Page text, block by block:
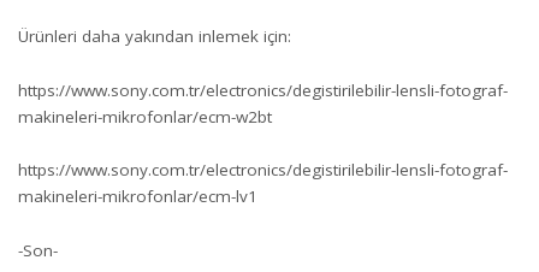
Ürünleri daha yakından inlemek için:
https://www.sony.com.tr/electronics/degistirilebilir-lensli-fotograf-
makineleri-mikrofonlar/ecm-w2bt
https://www.sony.com.tr/electronics/degistirilebilir-lensli-fotograf-
makineleri-mikrofonlar/ecm-lv1
-Son-